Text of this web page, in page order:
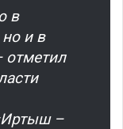
в
но и в
отметил
–